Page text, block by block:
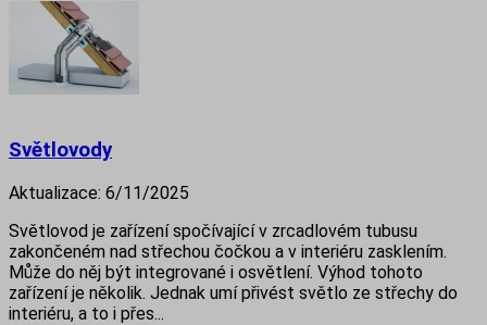
Světlovody
Aktualizace: 6/11/2025
Světlovod je zařízení spočívající v zrcadlovém tubusu
zakončeném nad střechou čočkou a v interiéru zasklením.
Může do něj být integrované i osvětlení. Výhod tohoto
zařízení je několik. Jednak umí přivést světlo ze střechy do
interiéru, a to i přes...